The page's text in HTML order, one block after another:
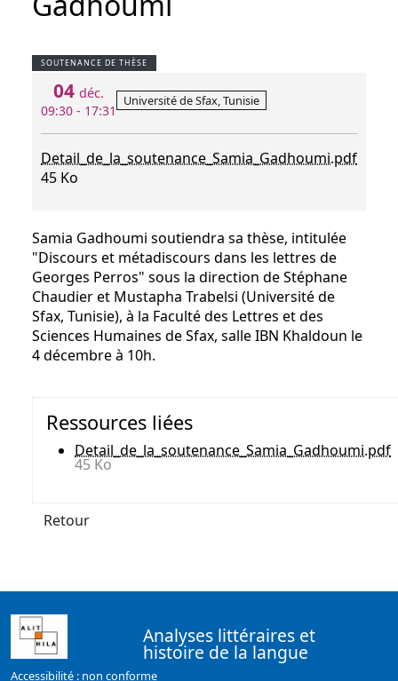
SOUTENANCE DE THÈSE
04 déc.
09:30 - 17:31
Université de Sfax, Tunisie
Detail_de_la_soutenance_Samia_Gadhoumi.pdf
45 Ko
Samia Gadhoumi soutiendra sa thèse, intitulée
"Discours et métadiscours dans les lettres de
Georges Perros" sous la direction de Stéphane
Chaudier et Mustapha Trabelsi (Université de
Sfax, Tunisie), à la Faculté des Lettres et des
Sciences Humaines de Sfax, salle IBN Khaldoun le
4 décembre à 10h.
Ressources liées
Detail_de_la_soutenance_Samia_Gadhoumi.pdf
45 Ko
Retour
Analyses littéraires et
histoire de la langue
Accessibilité : non conforme